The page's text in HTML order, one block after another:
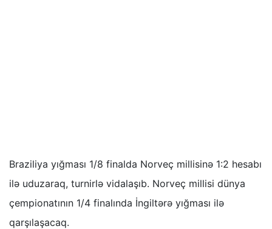
Braziliya yığması 1/8 finalda Norveç millisinə 1:2 hesabı
ilə uduzaraq, turnirlə vidalaşıb. Norveç millisi dünya
çempionatının 1/4 finalında İngiltərə yığması ilə
qarşılaşacaq.